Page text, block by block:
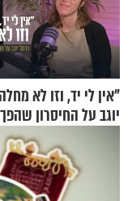
"אין לי יד, וזו לא
יוגב על החיסרון